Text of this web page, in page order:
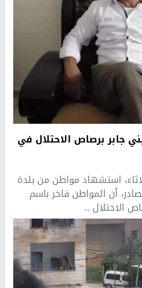
جابر برصاص الاحتلال في
استشهاد مواطن من بلدة
أن المواطن فاخر باسم